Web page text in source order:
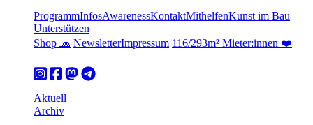
ProgrammInfosAwarenessKontaktMithelfenKunst im Bau
Unterstützen
Shop 🧢 NewsletterImpressum 116/293m² Mieter:innen ❤️
Aktuell
Archiv